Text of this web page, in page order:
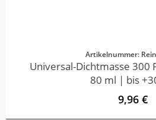
Artikelnummer:
Universal-Dichtmasse 300
80 ml | bis
9,96 €